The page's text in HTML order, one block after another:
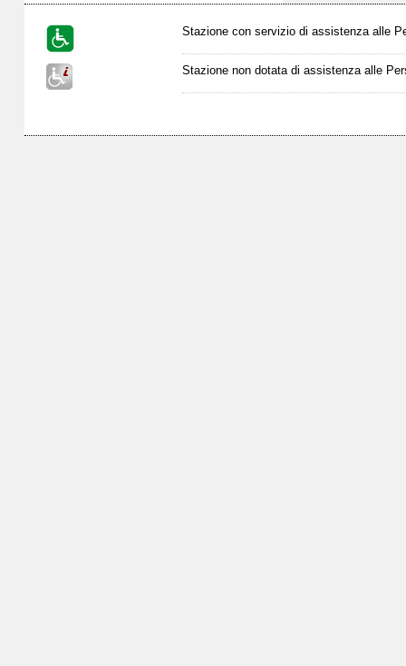
Stazione con servizio di assistenza alle
Stazione non dotata di assistenza alle